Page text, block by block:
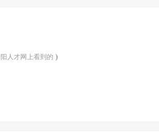
人才网上看到的 )